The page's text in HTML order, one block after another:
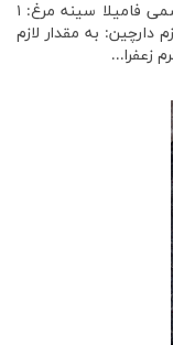
این هم دستورپخت نخودفرنگی پلو با برنج هاشمی فامیلا سینه مرغ: ۱
لازم دارچین: به مقدار لازم